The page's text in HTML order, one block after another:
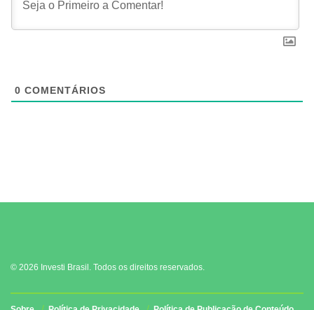
0 COMENTÁRIOS
© 2026 Investi Brasil. Todos os direitos reservados.